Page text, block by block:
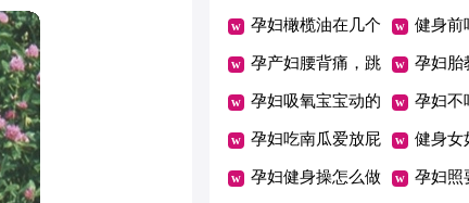
饮食篇 事半功
孕妇橄榄油在几个
月的时候开始用
健身前
身后吃
孕产妇腰背痛，跳
健身操可有效防止
孕妇胎
孕妇吸氧宝宝动的
厉害怎么回事
孕妇不
有影响
孕妇吃南瓜爱放屁
吗
健身女
对健身
孕妇健身操怎么做 孕妇照